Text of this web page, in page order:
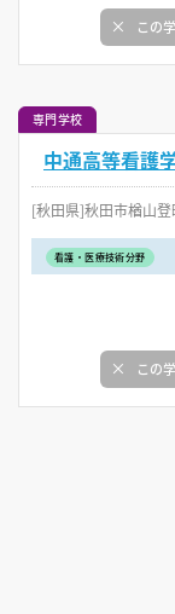
この
専門学校
中通高等看護
[秋田県]秋田市楢山
看護・医療技術分野
この